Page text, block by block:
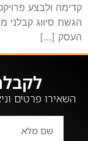
קדימה ולבצע
הגשת סיווג קבלני
העסק […]
השאירו פרטים